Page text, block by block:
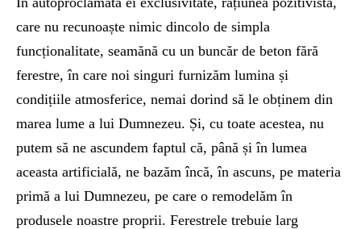
care nu recunoaște nimic dincolo de simpla
funcționalitate, seamănă cu un buncăr de beton fără
ferestre, în care noi singuri furnizăm lumina și
condițiile atmosferice, nemai dorind să le obținem din
marea lume a lui Dumnezeu. Și, cu toate acestea, nu
putem să ne ascundem faptul că, până și în lumea
aceasta artificială, ne bazăm încă, în ascuns, pe materia
primă a lui Dumnezeu, pe care o remodelăm în
produsele noastre proprii. Ferestrele trebuie larg